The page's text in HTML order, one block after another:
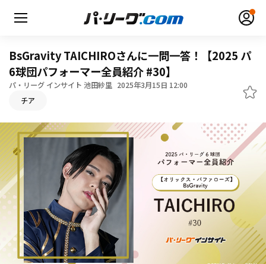
HOME
動画
日程・結果
順位表･成績
1軍公式戦
選手名鑑
BsGravity TAICHIROさんに一問一答！【2025 パ
6球団パフォーマー全員紹介 #30】
パ・リーグ インサイト 池田紗里 2025年3月15日 12:00
チア